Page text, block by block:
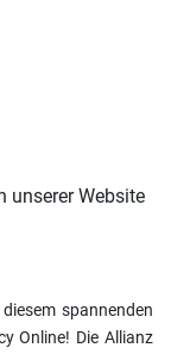
unserer Website
spannenden
Online! Die Allianz